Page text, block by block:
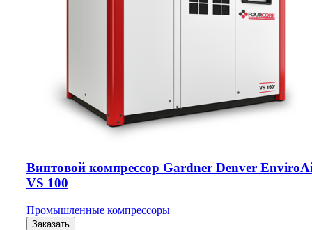
Винтовой компрессор Gardner Denver
VS 100
Промышленные компрессоры
Заказать